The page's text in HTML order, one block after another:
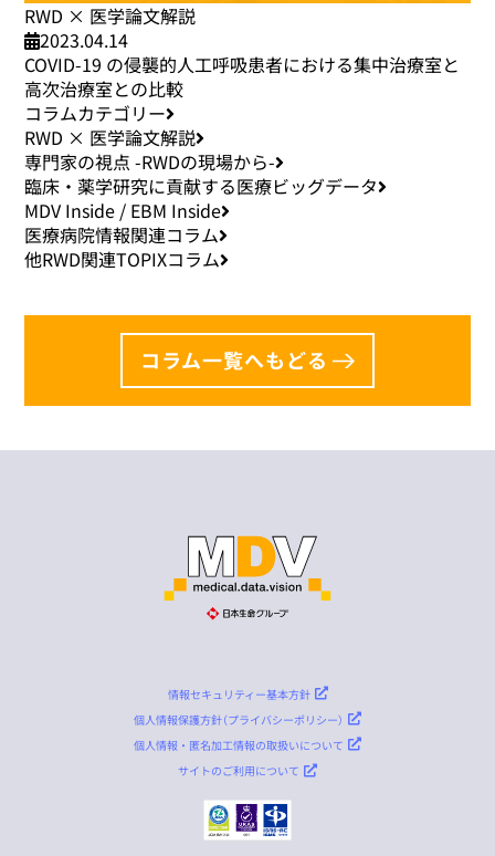
コラムカテゴリー
RWD × 医学論文解説
専門家の視点 -RWDの現場から-
臨床・薬学研究に貢献する医療ビッグデータ
MDV Inside / EBM Inside
医療病院情報関連コラム
他RWD関連TOPIXコラム
RWD × 医学論文解説
2023.04.14
COVID-19 の侵襲的人工呼吸患者における集中治療室と
高次治療室との比較
コラム一覧へもどる
情報セキュリティー基本方針
個人情報保護方針（プライバシーポリシー）
個人情報・匿名加工情報の取扱いについて
サイトのご利用について